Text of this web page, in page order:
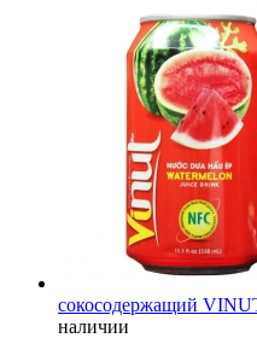
сокосодержащий
наличии